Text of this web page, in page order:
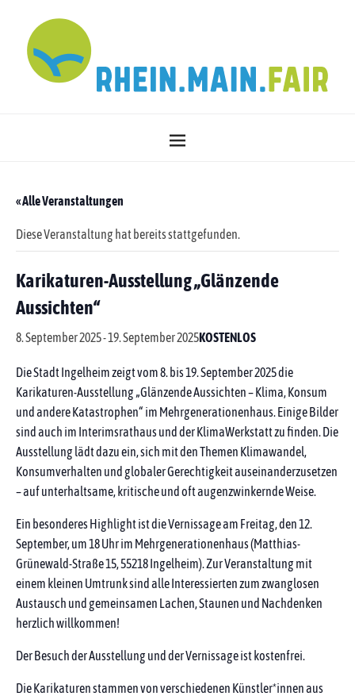
« Alle Veranstaltungen
Diese Veranstaltung hat bereits stattgefunden.
Karikaturen-Ausstellung „Glänzende
Aussichten“
8. September 2025-19. September 2025KOSTENLOS
Die Stadt Ingelheim zeigt vom 8. bis 19. September 2025 die
Karikaturen-Ausstellung „Glänzende Aussichten – Klima, Konsum
und andere Katastrophen“ im Mehrgenerationenhaus. Einige Bilder
sind auch im Interimsrathaus und der KlimaWerkstatt zu finden. Die
Ausstellung lädt dazu ein, sich mit den Themen Klimawandel,
Konsumverhalten und globaler Gerechtigkeit auseinanderzusetzen
– auf unterhaltsame, kritische und oft augenzwinkernde Weise.
Ein besonderes Highlight ist die Vernissage am Freitag, den 12.
September, um 18 Uhr im Mehrgenerationenhaus (Matthias-
Grünewald-Straße 15, 55218 Ingelheim). Zur Veranstaltung mit
einem kleinen Umtrunk sind alle Interessierten zum zwanglosen
Austausch und gemeinsamen Lachen, Staunen und Nachdenken
herzlich willkommen!
Der Besuch der Ausstellung und der Vernissage ist kostenfrei.
Die Karikaturen stammen von verschiedenen Künstler*innen aus